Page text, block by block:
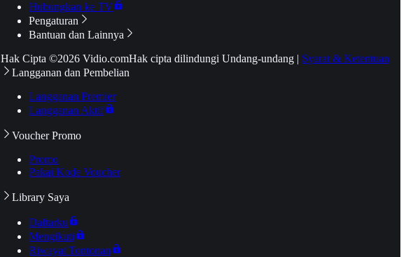
Hubungkan ke TV
Pengaturan
Bantuan dan Lainnya
Hak Cipta ©2026 Vidio.comHak cipta dilindungi Undang-undang | Syarat & Ketentuan
Langganan dan Pembelian
Langganan Premier
Langganan Aktif
Voucher Promo
Promo
Pakai Kode Voucher
Library Saya
Daftarku
Mengikuti
Riwayat Tontonan